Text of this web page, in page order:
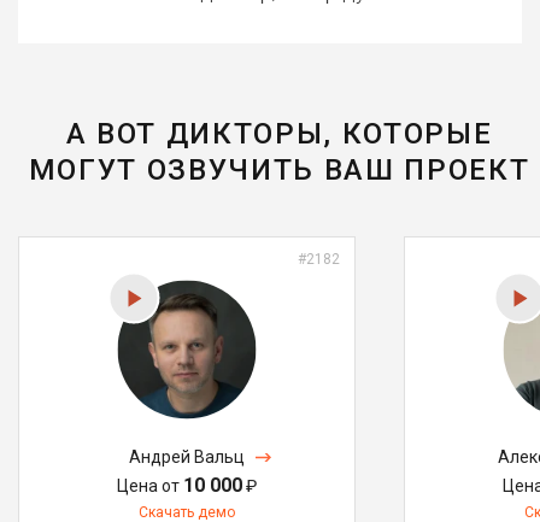
А ВОТ ДИКТОРЫ, КОТОРЫЕ
МОГУТ ОЗВУЧИТЬ ВАШ ПРОЕКТ
#2182
Андрей Вальц
Цена от 10 000₽
Скачать демо